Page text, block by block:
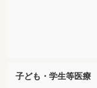
子ども・学生等医療